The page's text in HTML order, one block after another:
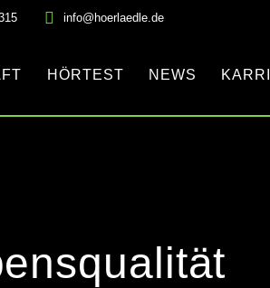
info@hoerlaedle.de
HÖRTEST NEWS